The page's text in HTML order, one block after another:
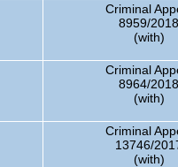
Criminal
8959/2018
(with)
Criminal
8964/2018
(with)
Criminal
13746/
(with)